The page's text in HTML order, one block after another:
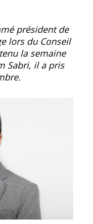
président de
lors du Conseil
la semaine
Sabri, il a pris